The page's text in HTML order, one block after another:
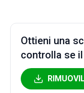
Ottieni una
controlla se